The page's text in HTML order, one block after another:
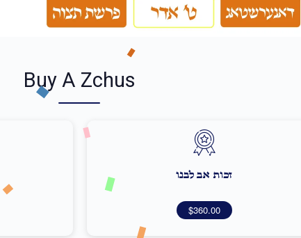
Buy A Zchus
זכות אב לבנו
$360.00